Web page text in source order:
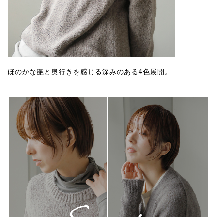
ほのかな艶と奥行きを感じる深みのある4色展開。